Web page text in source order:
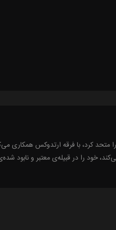
کرد، با فرقه ارتدوکس همکاری
خود را در قبیله‌ی معتبر و نابود